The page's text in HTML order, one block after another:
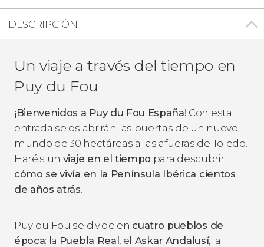
DESCRIPCIÓN
Un viaje a través del tiempo en
Puy du Fou
¡Bienvenidos a Puy du Fou España! Con esta
entrada se os abrirán las puertas de un nuevo
mundo de 30 hectáreas a las afueras de Toledo.
Haréis un viaje en el tiempo para descubrir
cómo se vivía en la Península Ibérica cientos
de años atrás.
Puy du Fou se divide en cuatro pueblos de
época: la Puebla Real, el Askar Andalusí, la